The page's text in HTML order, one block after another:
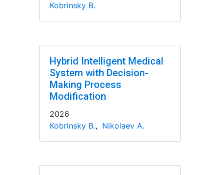
Kobrinsky B.
Hybrid Intelligent Medical
System with Decision-
Making Process
Modification
2026
Kobrinsky B., Nikolaev A.